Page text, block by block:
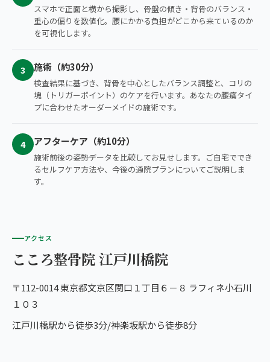
スマホで正面と横から撮影し、骨盤の傾き・背骨のバランス・
重心の偏りを数値化。腰にかかる負担がどこから来ているのか
を可視化します。
3 施術（約30分）
検査結果に基づき、背骨を中心としたバランス調整と、コリの
塊（トリガーポイント）のケアを行います。あなたの腰痛タイ
プに合わせたオーダーメイドの施術です。
4 アフターケア（約10分）
施術前後の姿勢データを比較してお見せします。ご自宅ででき
るセルフケア方法や、今後の通院プランについてご説明しま
す。
アクセス
こころ整骨院 江戸川橋院
〒112-0014 東京都文京区関口１丁目６－８ ラフィネ小石川
１０３
江戸川橋駅から徒歩3分/神楽坂駅から徒歩8分